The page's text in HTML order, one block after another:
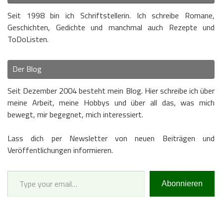
Seit 1998 bin ich Schriftstellerin. Ich schreibe Romane,
Geschichten, Gedichte und manchmal auch Rezepte und
ToDoListen.
Der Blog
Seit Dezember 2004 besteht mein Blog. Hier schreibe ich über
meine Arbeit, meine Hobbys und über all das, was mich
bewegt, mir begegnet, mich interessiert.
Lass dich per Newsletter von neuen Beiträgen und
Veröffentlichungen informieren.
Type your email…
Abonnieren